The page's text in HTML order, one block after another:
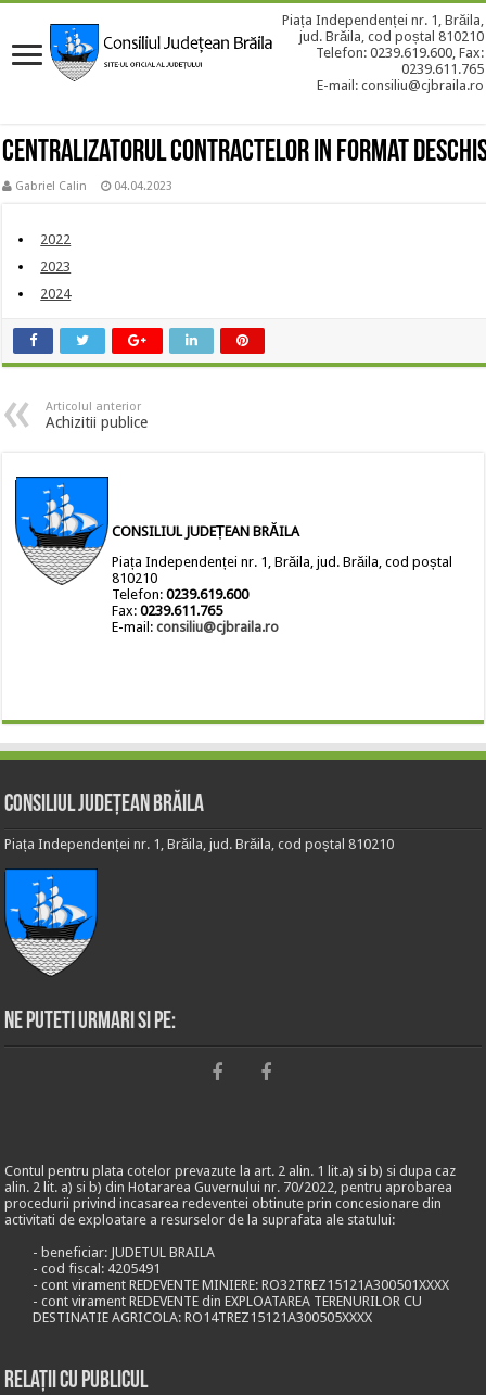
Piața Independenței nr. 1, Brăila,
jud. Brăila, cod poștal 810210
Telefon: 0239.619.600, Fax:
0239.611.765
E-mail: consiliu@cjbraila.ro
Centralizatorul Contractelor in format
Gabriel Calin 04.04.2023
2022
2023
2024
Articolul anterior
Achizitii publice
CONSILIUL JUDEȚEAN BRĂILA
Piața Independenței nr. 1, Brăila, jud. Brăila, cod poștal
810210
Telefon:0239.619.600
Fax:0239.611.765
E-mail:consiliu@cjbraila.ro
Consiliul Județean Brăila
Piața Independenței nr. 1, Brăila, jud. Brăila, cod poștal 810210
Ne puteti urmari si pe:
Contul pentru plata cotelor prevazute la art. 2 alin. 1 lit.a) si b) si dupa caz
alin. 2 lit. a) si b) din Hotararea Guvernului nr. 70/2022, pentru aprobarea
procedurii privind incasarea redeventei obtinute prin concesionare din
activitati de exploatare a resurselor de la suprafata ale statului:
- beneficiar: JUDETUL BRAILA
- cod fiscal: 4205491
- cont virament REDEVENTE MINIERE: RO32TREZ15121A300501XXXX
- cont virament REDEVENTE din EXPLOATAREA TERENURILOR CU
DESTINATIE AGRICOLA: RO14TREZ15121A300505XXXX
Relații cu publicul